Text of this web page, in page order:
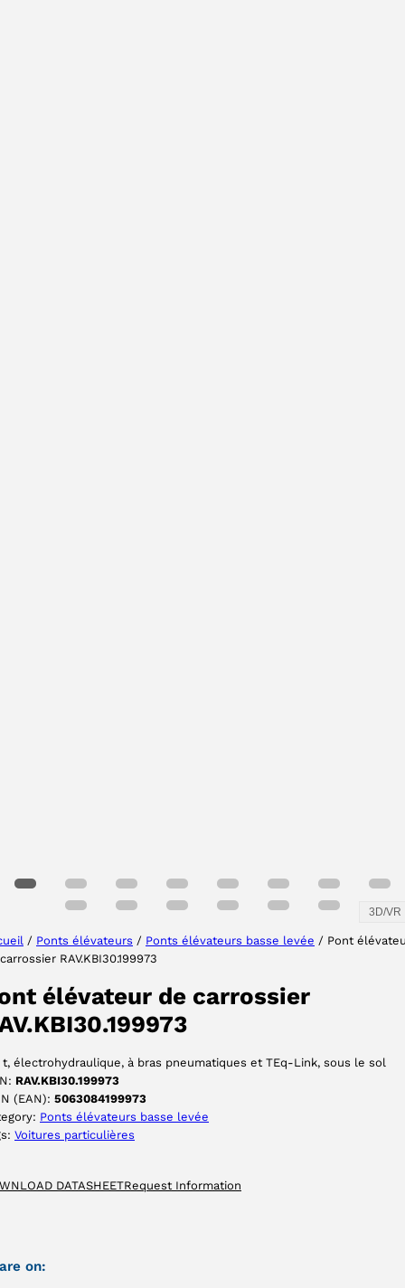
3D/VR
/ Ponts élévateurs / Ponts élévateurs basse levée / Pont
RAV.KBI30.199973
élévateur de carrossier
t, électrohydraulique, à bras pneumatiques et TEq-Link, sous le sol
RAV.KBI30.199973
(EAN): 5063084199973
Ponts élévateurs basse levée
Voitures particulières
DATASHEETRequest Information
on: